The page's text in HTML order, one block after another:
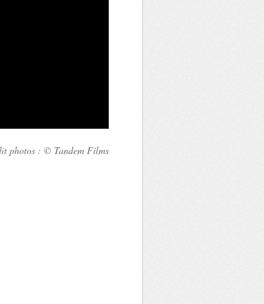
photos : © Tandem Films